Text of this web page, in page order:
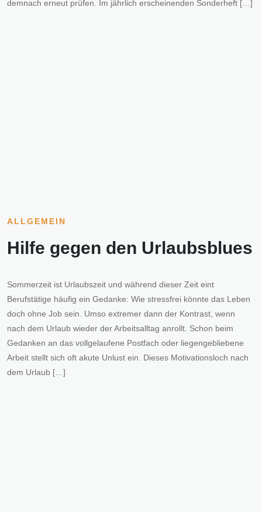
demnach erneut prüfen. Im jährlich erscheinenden Sonderheft […]
ALLGEMEIN
Hilfe gegen den Urlaubsblues
Sommerzeit ist Urlaubszeit und während dieser Zeit eint
Berufstätige häufig ein Gedanke: Wie stressfrei könnte das Leben
doch ohne Job sein. Umso extremer dann der Kontrast, wenn
nach dem Urlaub wieder der Arbeitsalltag anrollt. Schon beim
Gedanken an das vollgelaufene Postfach oder liegengebliebene
Arbeit stellt sich oft akute Unlust ein. Dieses Motivationsloch nach
dem Urlaub […]